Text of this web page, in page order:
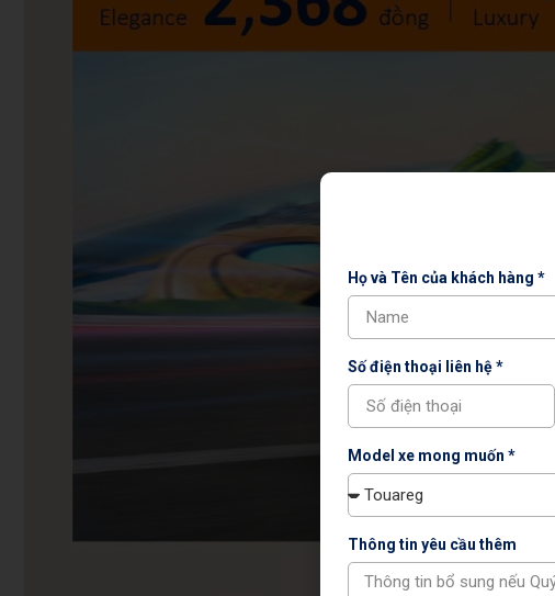
Họ và Tên của khách hàng *
Số điện thoại liên hệ *
Model xe mong muốn *
Thông tin yêu cầu thêm